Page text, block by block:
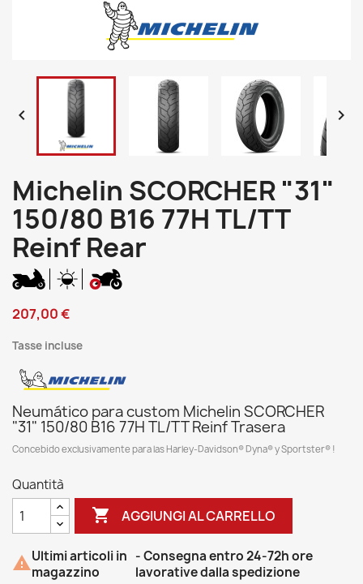
 
Michelin SCORCHER "31"
150/80 B16 77H TL/TT
Reinf Rear
207,00 €
Tasse incluse
Neumático para custom Michelin SCORCHER
"31" 150/80 B16 77H TL/TT Reinf Trasera
Concebido exclusivamente para las Harley-Davidson® Dyna® y Sportster® !
Quantità
 AGGIUNGI AL CARRELLO
Ultimi articoli in
magazzino
- Consegna entro 24-72h ore
lavorative dalla spedizione